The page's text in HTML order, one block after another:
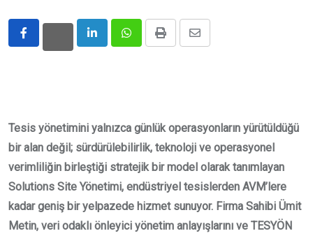
LinkedInWhatsappPrint
Share
Tesis yönetimini yalnızca günlük operasyonların yürütüldüğü
bir alan değil; sürdürülebilirlik, teknoloji ve operasyonel
verimliliğin birleştiği stratejik bir model olarak tanımlayan
Solutions Site Yönetimi, endüstriyel tesislerden AVM’lere
kadar geniş bir yelpazede hizmet sunuyor. Firma Sahibi Ümit
Metin, veri odaklı önleyici yönetim anlayışlarını ve TESYÖN